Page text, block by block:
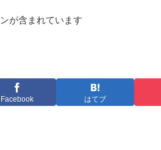
が含まれています
Facebook はてブ